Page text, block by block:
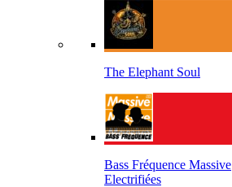
The Elephant Soul
Bass Fréquence Massive
Electrifiées